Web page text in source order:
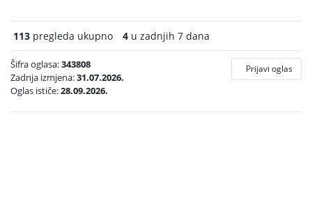
113 pregleda ukupno 4 u zadnjih 7 dana
Šifra oglasa:343808
Zadnja izmjena:31.07.2026.
Oglas ističe:28.09.2026.
Prijavi oglas